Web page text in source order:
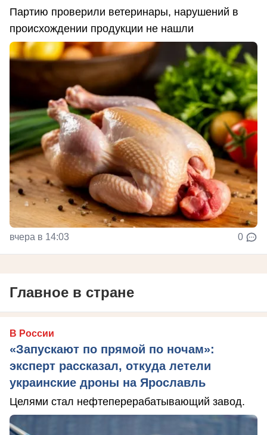
Партию проверили ветеринары, нарушений в
происхождении продукции не нашли
вчера в 14:03 0
Главное в стране
В России
«Запускают по прямой по ночам»:
эксперт рассказал, откуда летели
украинские дроны на Ярославль
Целями стал нефтеперерабатывающий завод.